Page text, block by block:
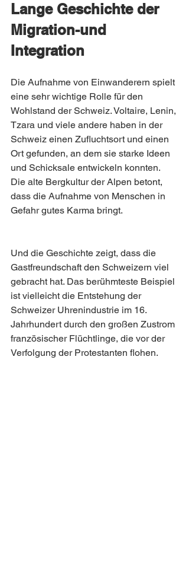
Lange Geschichte der
Migration-und
Integration
Die Aufnahme von Einwanderern spielt
eine sehr wichtige Rolle für den
Wohlstand der Schweiz. Voltaire, Lenin,
Tzara und viele andere haben in der
Schweiz einen Zufluchtsort und einen
Ort gefunden, an dem sie starke Ideen
und Schicksale entwickeln konnten.
Die alte Bergkultur der Alpen betont,
dass die Aufnahme von Menschen in
Gefahr gutes Karma bringt.
Und die Geschichte zeigt, dass die
Gastfreundschaft den Schweizern viel
gebracht hat. Das berühmteste Beispiel
ist vielleicht die Entstehung der
Schweizer Uhrenindustrie im 16.
Jahrhundert durch den großen Zustrom
französischer Flüchtlinge, die vor der
Verfolgung der Protestanten flohen.